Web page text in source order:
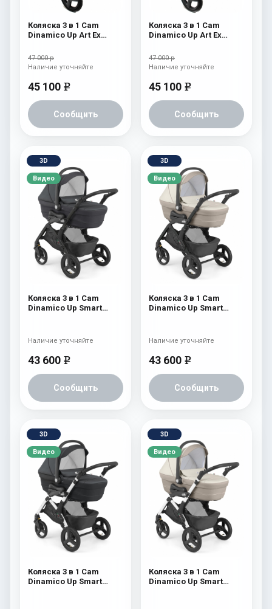
Коляска 3 в 1 Cam
Dinamico Up Art Ex
47 000 р
45 100 e
Сообщить
Наличие уточняйте
Коляска 3 в 1 Cam
Dinamico Up Art Ex
47 000 р
45 100 e
Сообщить
Наличие уточняйте
3D
Видео
Коляска 3 в 1 Cam
Dinamico Up Smart
43 600 e
Сообщить
Наличие уточняйте
3D
Видео
Коляска 3 в 1 Cam
Dinamico Up Smart
43 600 e
Сообщить
Наличие уточняйте
3D
Видео
Коляска 3 в 1 Cam
Dinamico Up Smart
3D
Видео
Коляска 3 в 1 Cam
Dinamico Up Smart